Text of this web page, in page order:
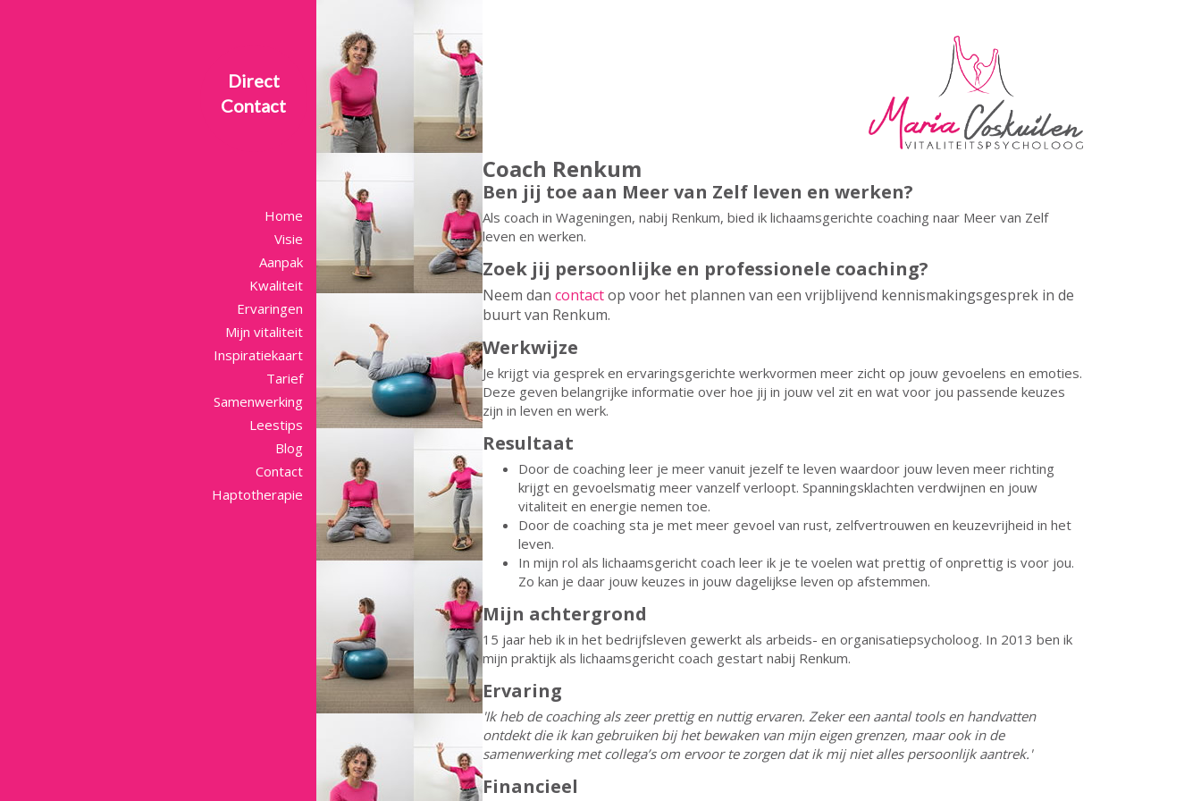
Direct
Contact
Home
Visie
Aanpak
Kwaliteit
Ervaringen
Mijn vitaliteit
Inspiratiekaart
Tarief
Samenwerking
Leestips
Blog
Contact
Haptotherapie
Coach Renkum
Ben jij toe aan Meer van Zelf leven en werken?
Als coach in Wageningen, nabij Renkum, bied ik lichaamsgerichte coaching naar Meer van Zelf
leven en werken.
Zoek jij persoonlijke en professionele coaching?
Neem dan contact op voor het plannen van een vrijblijvend kennismakingsgesprek in de
buurt van Renkum.
Werkwijze
Je krijgt via gesprek en ervaringsgerichte werkvormen meer zicht op jouw gevoelens en emoties.
Deze geven belangrijke informatie over hoe jij in jouw vel zit en wat voor jou passende keuzes
zijn in leven en werk.
Resultaat
Door de coaching leer je meer vanuit jezelf te leven waardoor jouw leven meer richting
krijgt en gevoelsmatig meer vanzelf verloopt. Spanningsklachten verdwijnen en jouw
vitaliteit en energie nemen toe.
Door de coaching sta je met meer gevoel van rust, zelfvertrouwen en keuzevrijheid in het
leven.
In mijn rol als lichaamsgericht coach leer ik je te voelen wat prettig of onprettig is voor jou.
Zo kan je daar jouw keuzes in jouw dagelijkse leven op afstemmen.
Mijn achtergrond
15 jaar heb ik in het bedrijfsleven gewerkt als arbeids- en organisatiepsycholoog. In 2013 ben ik
mijn praktijk als lichaamsgericht coach gestart nabij Renkum.
Ervaring
'Ik heb de coaching als zeer prettig en nuttig ervaren. Zeker een aantal tools en handvatten
ontdekt die ik kan gebruiken bij het bewaken van mijn eigen grenzen, maar ook in de
samenwerking met collega’s om ervoor te zorgen dat ik mij niet alles persoonlijk aantrek.'
Financieel